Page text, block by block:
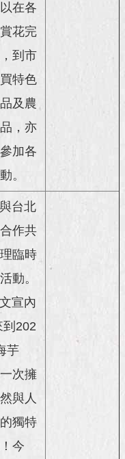
在各
花完
到市
特色
及農
，亦
加各
。
與台北
作共
臨時
動。
文宣內
到202
芋
次擁
與人
獨特
今